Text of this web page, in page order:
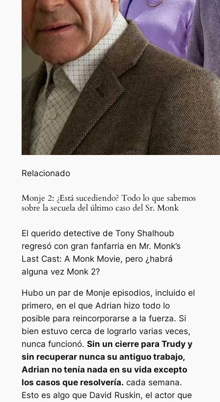
Relacionado
Monje 2: ¿Está sucediendo? Todo lo que sabemos
sobre la secuela del último caso del Sr. Monk
El querido detective de Tony Shalhoub
regresó con gran fanfarria en Mr. Monk’s
Last Cast: A Monk Movie, pero ¿habrá
alguna vez Monk 2?
Hubo un par de Monje episodios, incluido el
primero, en el que Adrian hizo todo lo
posible para reincorporarse a la fuerza. Si
bien estuvo cerca de lograrlo varias veces,
nunca funcionó. Sin un cierre para Trudy y
sin recuperar nunca su antiguo trabajo,
Adrian no tenía nada en su vida excepto
los casos que resolvería. cada semana.
Esto es algo que David Ruskin, el actor que